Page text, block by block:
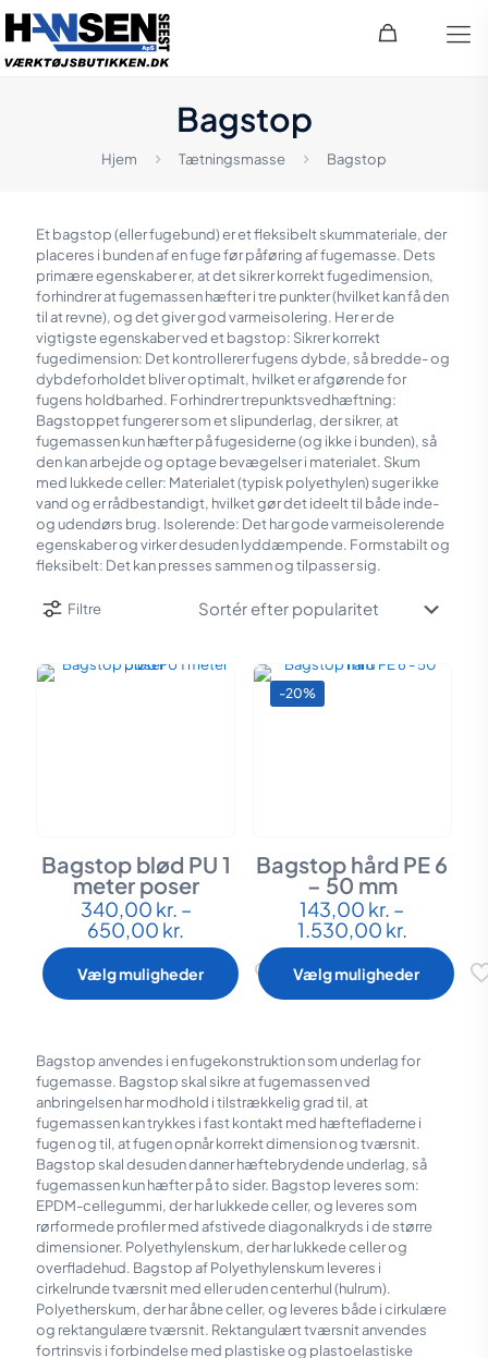
Bagstop
Hjem Tætningsmasse Bagstop
Et bagstop (eller fugebund) er et fleksibelt skummateriale, der
placeres i bunden af en fuge før påføring af fugemasse. Dets
primære egenskaber er, at det sikrer korrekt fugedimension,
forhindrer at fugemassen hæfter i tre punkter (hvilket kan få den
til at revne), og det giver god varmeisolering. Her er de
vigtigste egenskaber ved et bagstop: Sikrer korrekt
fugedimension: Det kontrollerer fugens dybde, så bredde- og
dybdeforholdet bliver optimalt, hvilket er afgørende for
fugens holdbarhed. Forhindrer trepunktsvedhæftning:
Bagstoppet fungerer som et slipunderlag, der sikrer, at
fugemassen kun hæfter på fugesiderne (og ikke i bunden), så
den kan arbejde og optage bevægelser i materialet. Skum
med lukkede celler: Materialet (typisk polyethylen) suger ikke
vand og er rådbestandigt, hvilket gør det ideelt til både inde-
og udendørs brug. Isolerende: Det har gode varmeisolerende
egenskaber og virker desuden lyddæmpende. Formstabilt og
fleksibelt: Det kan presses sammen og tilpasser sig.
Filtre
Bagstop blød PU 1
meter poser
Dette
vare
har
flere
vælges
varesiden
340,00 kr. –
650,00 kr.
340,00 kr.
til
650,00 kr.
Vælg muligheder
-20%
Bagstop hård PE 6
– 50 mm
Dette
vare
har
flere
vælges
på
143,00 kr. –
1.530,00 kr.
143,00
til
Vælg muligheder
Bagstop anvendes i en fugekonstruktion som underlag for
fugemasse. Bagstop skal sikre at fugemassen ved
anbringelsen har modhold i tilstrækkelig grad til, at
fugemassen kan trykkes i fast kontakt med hæftefladerne i
fugen og til, at fugen opnår korrekt dimension og tværsnit.
Bagstop skal desuden danner hæftebrydende underlag, så
fugemassen kun hæfter på to sider. Bagstop leveres som:
EPDM-cellegummi, der har lukkede celler, og leveres som
rørformede profiler med afstivede diagonalkryds i de større
dimensioner. Polyethylenskum, der har lukkede celler og
overfladehud. Bagstop af Polyethylenskum leveres i
cirkelrunde tværsnit med eller uden centerhul (hulrum).
Polyetherskum, der har åbne celler, og leveres både i cirkulære
og rektangulære tværsnit. Rektangulært tværsnit anvendes
fortrinsvis i forbindelse med plastiske og plastoelastiske